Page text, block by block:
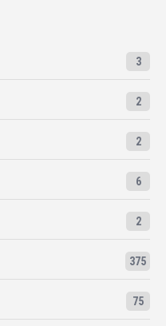
3
2
2
6
2
375
75